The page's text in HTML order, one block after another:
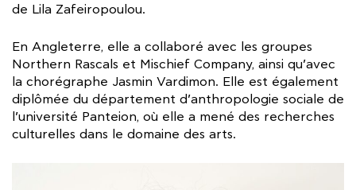
de Lila Zafeiropoulou.
En Angleterre, elle a collaboré avec les groupes
Northern Rascals et Mischief Company, ainsi qu’avec
la chorégraphe Jasmin Vardimon. Elle est également
diplômée du département d’anthropologie sociale de
l’université Panteion, où elle a mené des recherches
culturelles dans le domaine des arts.